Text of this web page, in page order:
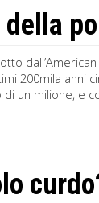
200mila
un milione, e